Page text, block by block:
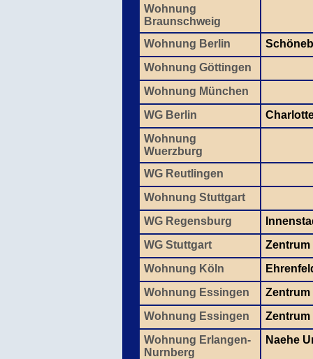
Wohnung
Braunschweig
Wohnung Berlin
Wohnung Göttingen
Wohnung München
WG Berlin
Wohnung
Wuerzburg
WG Reutlingen
Wohnung Stuttgart
WG Regensburg
WG Stuttgart
Zentrum
Wohnung Köln
Wohnung Essingen
Zentrum
Wohnung Essingen
Zentrum
Wohnung Erlangen-
Nurnberg
Naehe